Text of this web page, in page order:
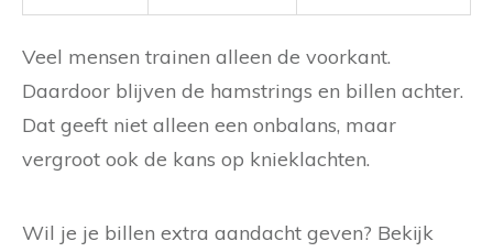
Veel mensen trainen alleen de voorkant.
Daardoor blijven de hamstrings en billen achter.
Dat geeft niet alleen een onbalans, maar
vergroot ook de kans op knieklachten.
Wil je je billen extra aandacht geven? Bekijk